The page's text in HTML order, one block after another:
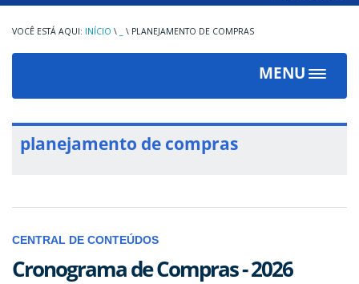
INÍCIO \ \ PLANEJAMENTO DE COMPRAS
MENU
Toggle
planejamento de compras
CENTRAL DE CONTEÚDOS
Cronograma de Compras - 2026